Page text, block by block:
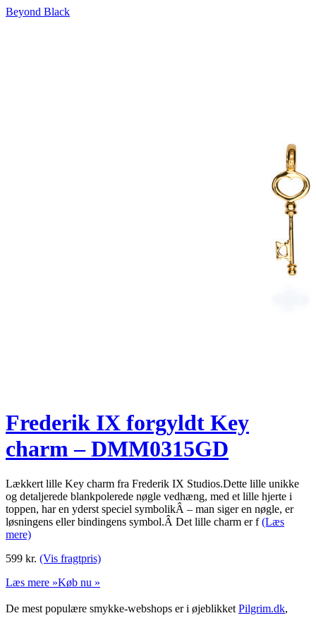
Beyond Black
Frederik IX forgyldt Key
charm – DMM0315GD
Lækkert lille Key charm fra Frederik IX Studios.Dette lille unikke
og detaljerede blankpolerede nøgle vedhæng, med et lille hjerte i
toppen, har en yderst speciel symbolikÂ – man siger en nøgle, er
løsningens eller bindingens symbol.Â Det lille charm er f(Læs
mere)
599 kr. (Vis fragtpris)
Læs mere »Køb nu »
De mest populære smykke-webshops er i øjeblikket Pilgrim.dk,